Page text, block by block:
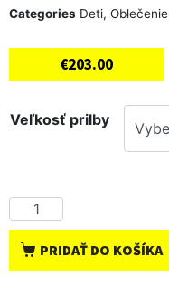
Categories Deti, Oblečenie
€203.00
Veľkosť prilby
PRIDAŤ DO KOŠÍKA